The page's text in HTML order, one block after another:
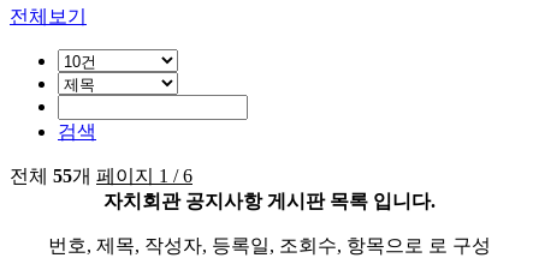
전체보기
검색
전체 55개 페이지 1 / 6
자치회관 공지사항 게시판 목록 입니다.
번호, 제목, 작성자, 등록일, 조회수, 항목으로 로 구성